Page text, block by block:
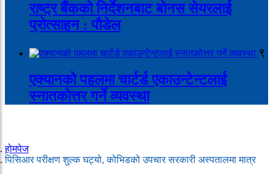
राष्ट्र बैंकको निर्देशनबाट बोनस सेयरलाई
प्रोत्साहन : पौडेल
९
एक्यानको पहलमा चार्टर्ड एकाउन्टेन्टलाई
स्नातकोत्तर गर्ने व्यवस्था
होमपेज
पिसिआर परीक्षण शुल्क घट्यो, कोभिडको उपचार सरकारी अस्पतालमा मात्र